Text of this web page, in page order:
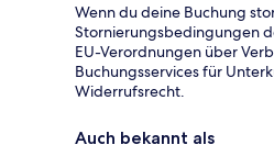
Wenn du deine Buchung
Stornierungsbedingungen
EU-Verordnungen über
Buchungsservices für
Widerrufsrecht.
Auch bekannt als